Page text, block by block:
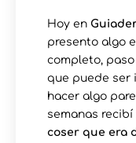
Hoy en
presento algo
completo,
que puede ser
hacer algo
semanas
coser que era